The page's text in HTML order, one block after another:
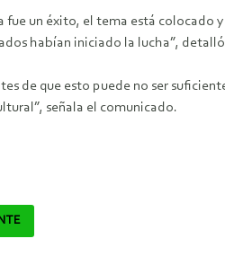
un éxito, el tema está colocado
habían iniciado la lucha”,
de que esto puede no ser
señala el comunicado.